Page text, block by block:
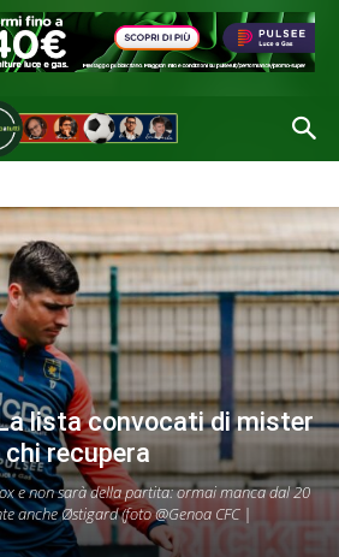
lista convocati di mister
chi recupera
e non sarà della partita: ormai manca dal 20
anche Østigard (foto @Genoa CFC |